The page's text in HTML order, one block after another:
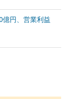
円、営業利益